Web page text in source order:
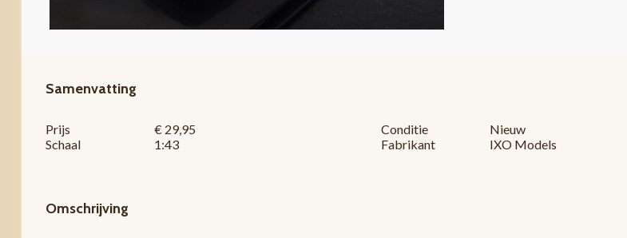
Samenvatting
Prijs € 29,95 Conditie
Nieuw
Schaal
1:43 Fabrikant IXO Models
Omschrijving